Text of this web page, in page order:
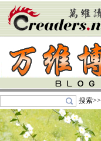
搜索>>